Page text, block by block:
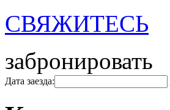
СВЯЖИТЕСЬ
забронировать
Дата заезда: